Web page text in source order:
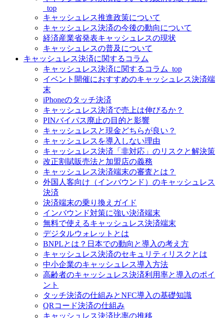
_top
キャッシュレス推進政策について
キャッシュレス決済の今後の動向について
経済産業省発表キャッシュレスの現状
キャッシュレスの普及について
キャッシュレス決済に関するコラム
キャッシュレス決済に関するコラム_top
イベント開催におすすめのキャッシュレス決済端
末
iPhoneのタッチ決済
キャッシュレス決済で売上は伸びるか？
PINバイパス廃止の目的と影響
キャッシュレスと現金どちらが良い？
キャッシュレスを導入しない理由
キャッシュレス決済「非対応」のリスクと解決策
改正割賦販売法と加盟店の義務
キャッシュレス決済端末の審査とは？
外国人客向け（インバウンド）のキャッシュレス
決済
決済端末の乗り換えガイド
インバウンド対策に強い決済端末
無料で使えるキャッシュレス決済端末
デジタルウォレットとは
BNPLとは？日本での動向と導入の考え方
キャッシュレス決済のセキュリティリスクとは
中小企業のキャッシュレス導入方法
高齢者のキャッシュレス決済利用率と導入のポイ
ント
タッチ決済の仕組みとNFC導入の基礎知識
QRコード決済の仕組み
キャッシュレス決済比率の推移